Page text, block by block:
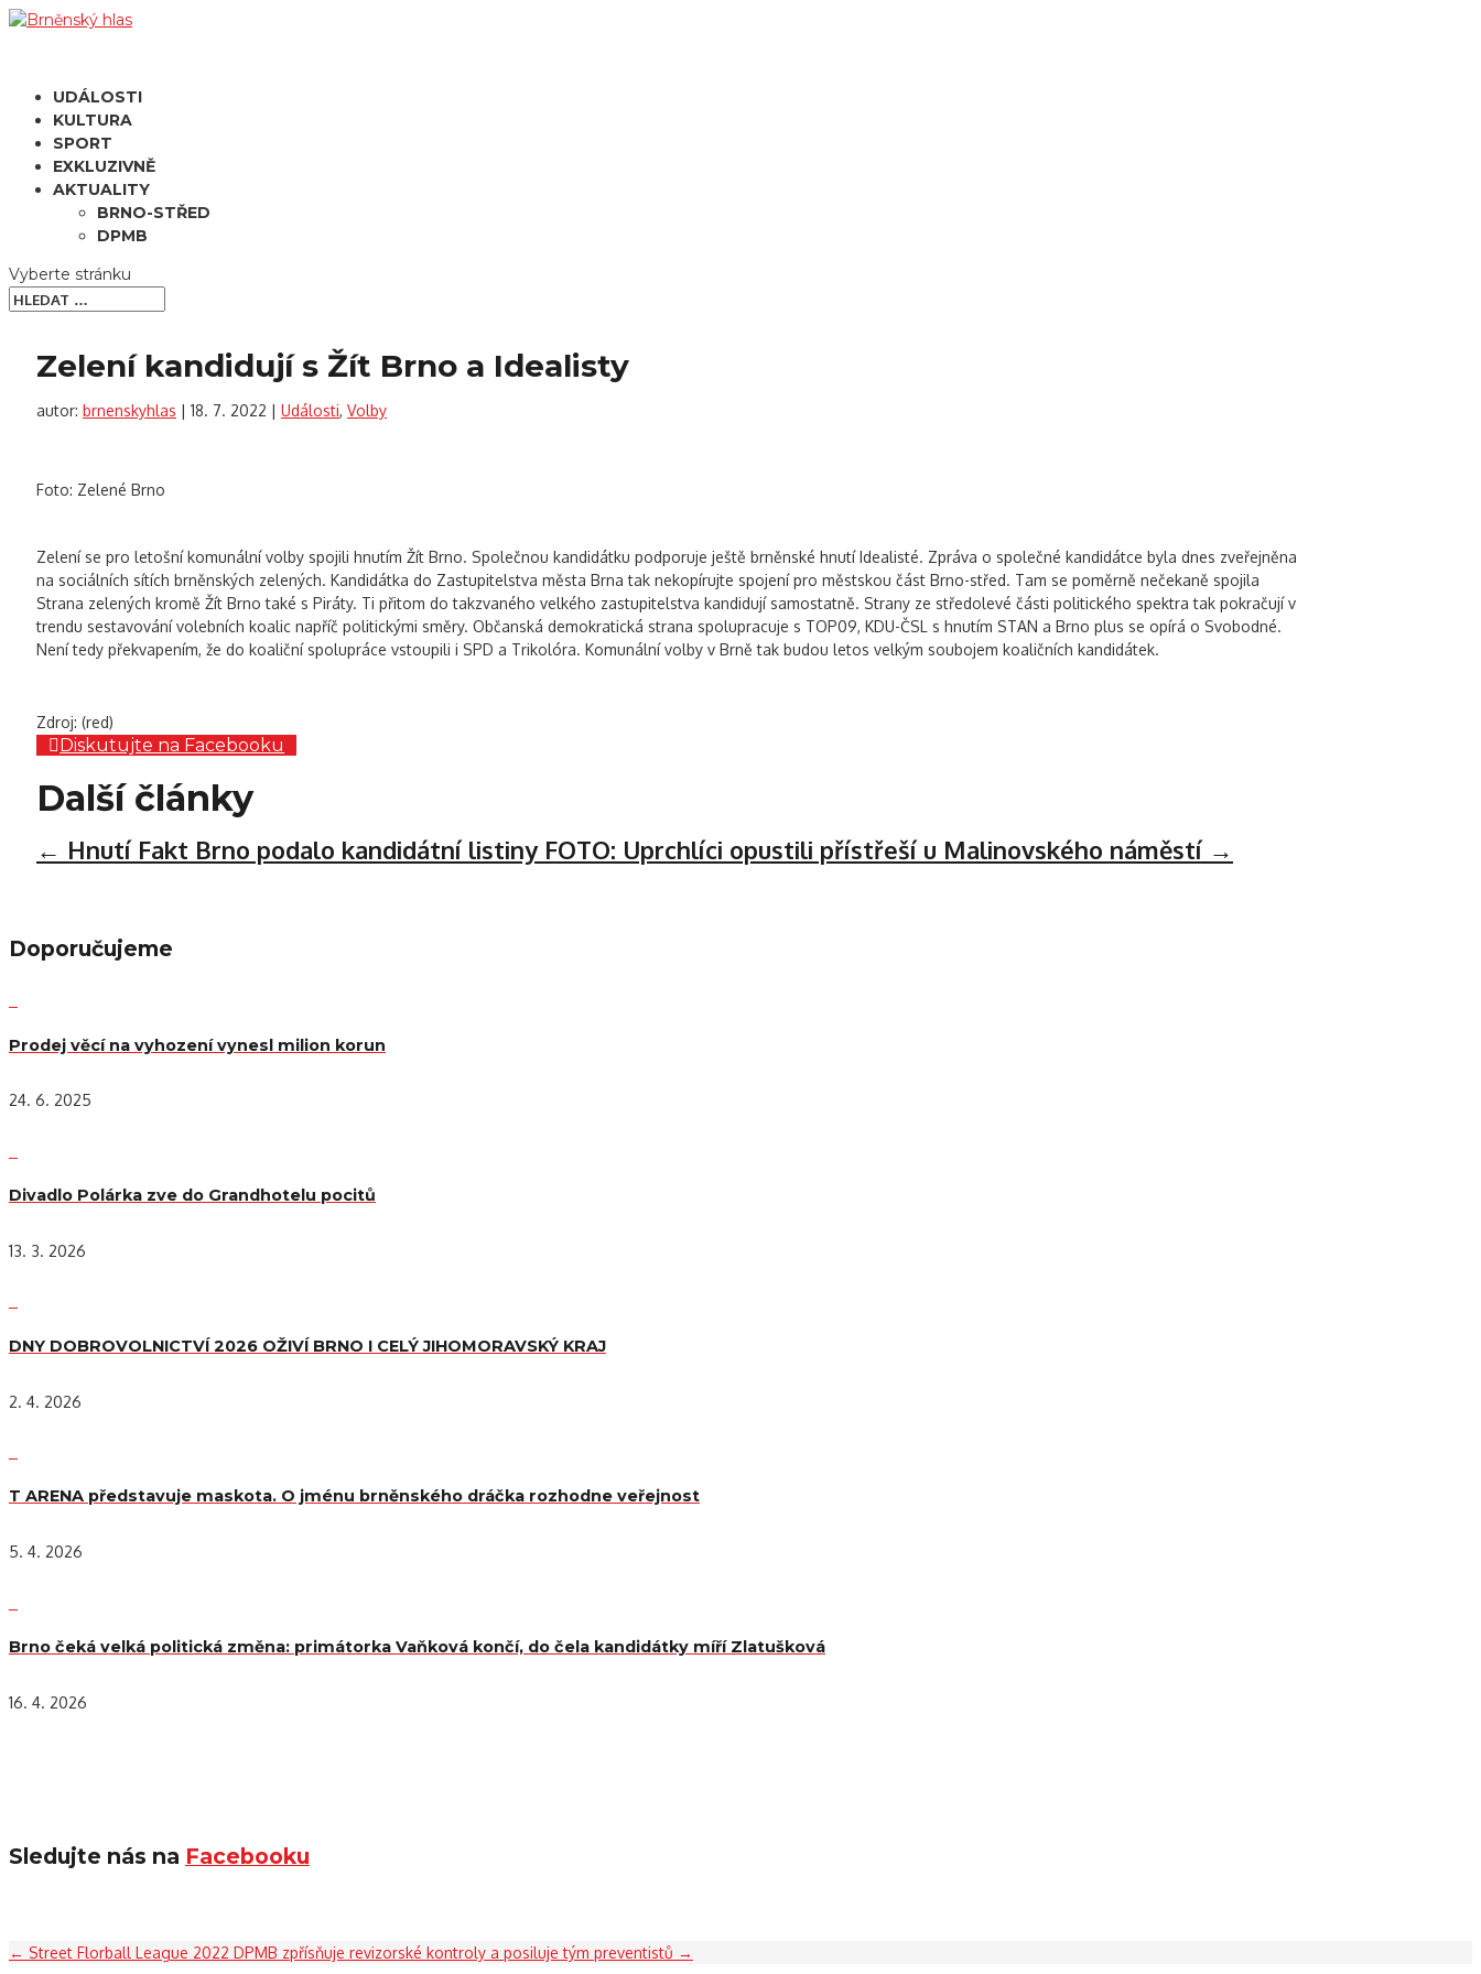
UDÁLOSTI
KULTURA
SPORT
EXKLUZIVNĚ
AKTUALITY
BRNO-STŘED
DPMB
Vyberte stránku
Zelení kandidují s Žít Brno a Idealisty
autor: brnenskyhlas | 18. 7. 2022 | Události, Volby
Foto: Zelené Brno
Zelení se pro letošní komunální volby spojili hnutím Žít Brno. Společnou kandidátku podporuje ještě brněnské hnutí Idealisté. Zpráva o společné kandidátce byla dnes zveřejněna
na sociálních sítích brněnských zelených. Kandidátka do Zastupitelstva města Brna tak nekopírujte spojení pro městskou část Brno-střed. Tam se poměrně nečekaně spojila
Strana zelených kromě Žít Brno také s Piráty. Ti přitom do takzvaného velkého zastupitelstva kandidují samostatně. Strany ze středolevé části politického spektra tak pokračují v
trendu sestavování volebních koalic napříč politickými směry. Občanská demokratická strana spolupracuje s TOP09, KDU-ČSL s hnutím STAN a Brno plus se opírá o Svobodné.
Není tedy překvapením, že do koaliční spolupráce vstoupili i SPD a Trikolóra. Komunální volby v Brně tak budou letos velkým soubojem koaličních kandidátek.
Zdroj: (red)
Diskutujte na Facebooku
Další články
← Hnutí Fakt Brno podalo kandidátní listiny FOTO: Uprchlíci opustili přístřeší u Malinovského náměstí→
Doporučujeme
Prodej věcí na vyhození vynesl milion korun
24. 6. 2025
Divadlo Polárka zve do Grandhotelu pocitů
13. 3. 2026
DNY DOBROVOLNICTVÍ 2026 OŽIVÍ BRNO I CELÝ JIHOMORAVSKÝ KRAJ
2. 4. 2026
T ARENA představuje maskota. O jménu brněnského dráčka rozhodne veřejnost
5. 4. 2026
Brno čeká velká politická změna: primátorka Vaňková končí, do čela kandidátky míří Zlatušková
16. 4. 2026
Sledujte nás na Facebooku
← Street Florball League 2022 DPMB zpřísňuje revizorské kontroly a posiluje tým preventistů →